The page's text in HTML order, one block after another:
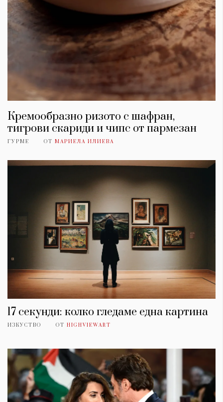
Кремообразно ризото с шафран,
тигрови скариди и чипс от пармезан
ГУРМЕ ОТ МАРИЕЛА ИЛИЕВА
17 секунди: колко гледаме една картина
ИЗКУСТВО ОТ HIGHVIEWART